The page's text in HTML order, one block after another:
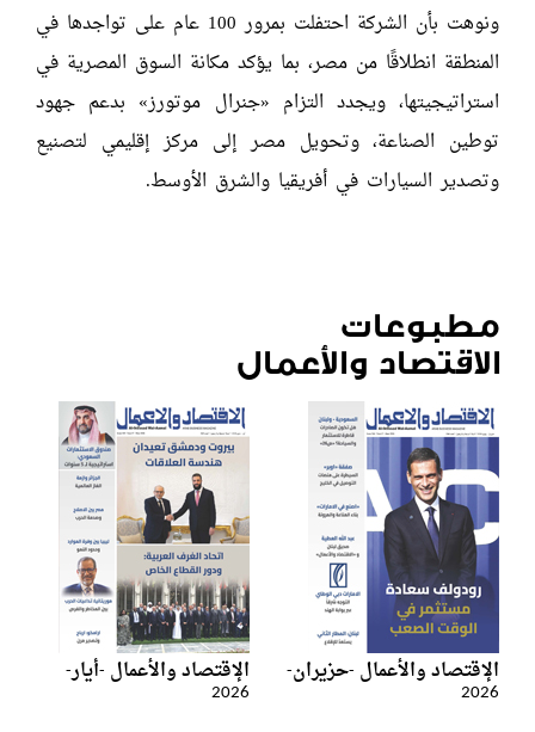
ونوهت بأن الشركة احتفلت بمرور 100 عام على تواجدها في
المنطقة انطلاقًا من مصر، بما يؤكد مكانة السوق المصرية في
استراتيجيتها، ويجدد التزام «جنرال موتورز» بدعم جهود
توطين الصناعة، وتحويل مصر إلى مركز إقليمي لتصنيع
وتصدير السيارات في أفريقيا والشرق الأوسط.
مطبوعات
الاقتصاد والأعمال
الإقتصاد والأعمال -حزيران-
2026
الإقتصاد والأعمال -أيار-
2026